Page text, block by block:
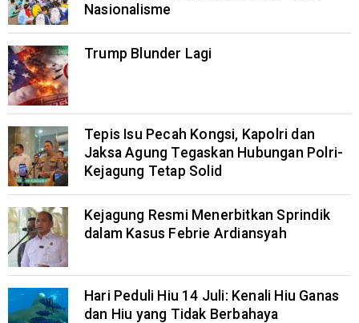
Nasionalisme
Trump Blunder Lagi
Tepis Isu Pecah Kongsi, Kapolri dan
Jaksa Agung Tegaskan Hubungan Polri-
Kejagung Tetap Solid
Kejagung Resmi Menerbitkan Sprindik
dalam Kasus Febrie Ardiansyah
Hari Peduli Hiu 14 Juli: Kenali Hiu Ganas
dan Hiu yang Tidak Berbahaya